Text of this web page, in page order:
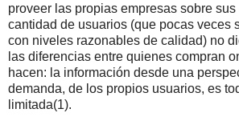
proveer las propias empresas sobre
cantidad de usuarios (que pocas veces
con niveles razonables de calidad) no
las diferencias entre quienes compran
hacen: la información desde una
demanda, de los propios usuarios, es
limitada(1).